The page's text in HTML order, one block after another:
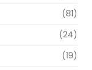
(81)
(24)
(19)